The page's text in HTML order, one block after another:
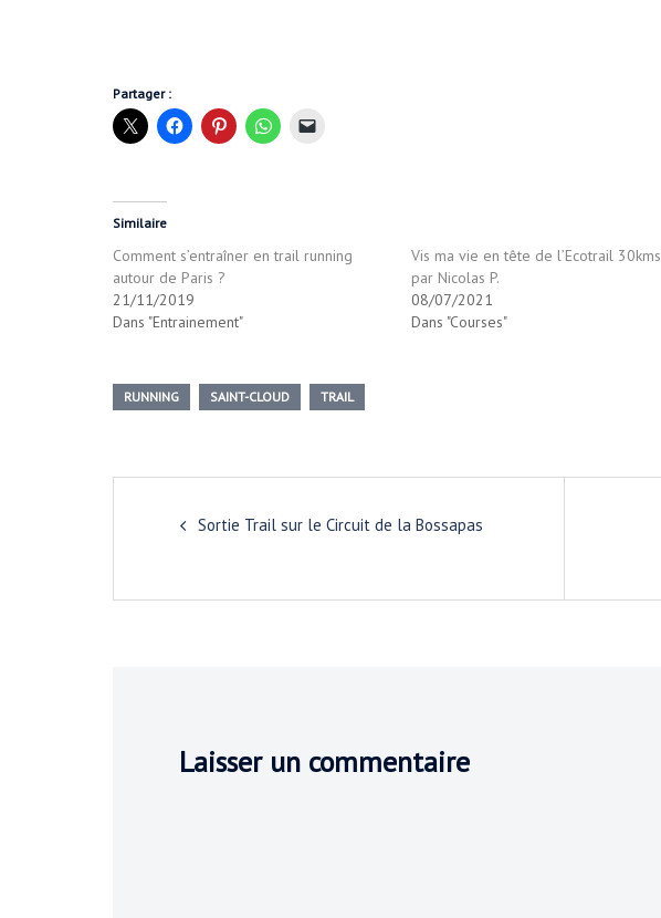
Partager :
Similaire
Comment s’entraîner en trail running
autour de Paris ?
21/11/2019
Dans "Entrainement"
Vis ma vie en tête de l’Ecotrail 30kms
par Nicolas P.
08/07/2021
Dans "Courses"
RUNNING SAINT-CLOUD TRAIL
d’articleSortie Trail sur le Circuit de la Bossapas
Laisser un commentaire